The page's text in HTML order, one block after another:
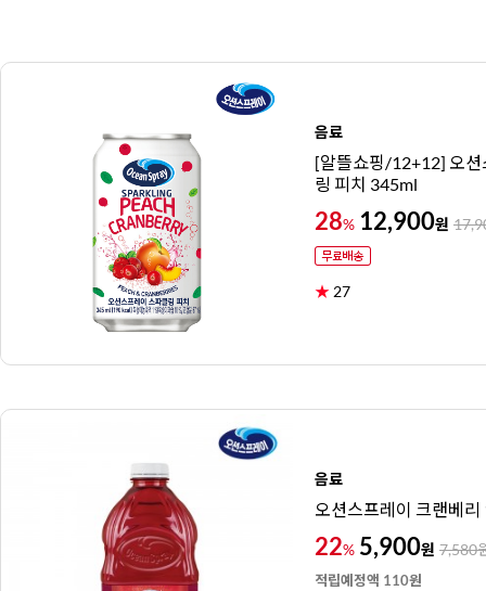
음료
[알뜰쇼핑/12+12] 오션
링 피치 345ml
28% 12,900원
★27
음료
오션스프레이 크랜베리
22% 5,900원 7,580
적립예정액 110원